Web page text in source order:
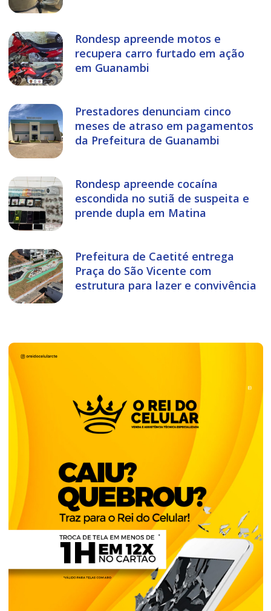
Rondesp apreende motos e
recupera carro furtado em ação
em Guanambi
Prestadores denunciam cinco
meses de atraso em pagamentos
da Prefeitura de Guanambi
Rondesp apreende cocaína
escondida no sutiã de suspeita e
prende dupla em Matina
Prefeitura de Caetité entrega
Praça do São Vicente com
estrutura para lazer e convivência